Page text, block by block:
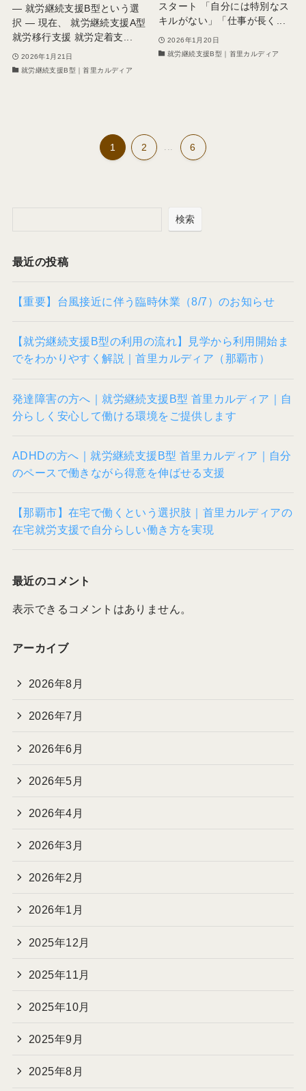
― 就労継続支援B型という選
択 ― 現在、 就労継続支援A型
就労移行支援 就労定着支...
2026年1月21日
就労継続支援B型｜首里カルディア
スタート 「自分には特別なス
キルがない」「仕事が長く...
2026年1月20日
就労継続支援B型｜首里カルディア
1 2 ... 6
検索
最近の投稿
【重要】台風接近に伴う臨時休業（8/7）のお知らせ
【就労継続支援B型の利用の流れ】見学から利用開始ま
でをわかりやすく解説｜首里カルディア（那覇市）
発達障害の方へ｜就労継続支援B型 首里カルディア｜自
分らしく安心して働ける環境をご提供します
ADHDの方へ｜就労継続支援B型 首里カルディア｜自分
のペースで働きながら得意を伸ばせる支援
【那覇市】在宅で働くという選択肢｜首里カルディアの
在宅就労支援で自分らしい働き方を実現
最近のコメント
表示できるコメントはありません。
アーカイブ
2026年8月
2026年7月
2026年6月
2026年5月
2026年4月
2026年3月
2026年2月
2026年1月
2025年12月
2025年11月
2025年10月
2025年9月
2025年8月